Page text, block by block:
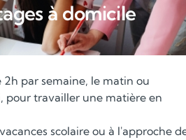
à domicile
2h par semaine, le matin ou
pour travailler une matière en
scolaire ou à l'approche